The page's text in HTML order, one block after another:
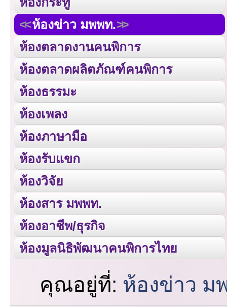
ห้องข่าว มพพท.
ห้องตลาดงานคนพิการ
ห้องตลาดผลิตภัณฑ์คนพิการ
ห้องธรรมะ
ห้องเพลง
ห้องภาษามือ
ห้องรับแขก
ห้องวิจัย
ห้องสาร มพพท.
ห้องอาชีพ/ธุรกิจ
ห้องมูลนิธิพัฒนาคนพิการไทย
คุณอยู่ที่: ห้องข่าว